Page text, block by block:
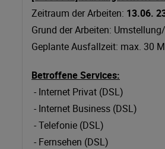
Zeitraum der Arbeiten: 13.06.
Grund der Arbeiten:
Geplante Ausfallzeit: max. 30
Betroffene Services:
- Internet Privat (DSL)
- Internet Business (DSL)
- Telefonie (DSL)
- Fernsehen (DSL)